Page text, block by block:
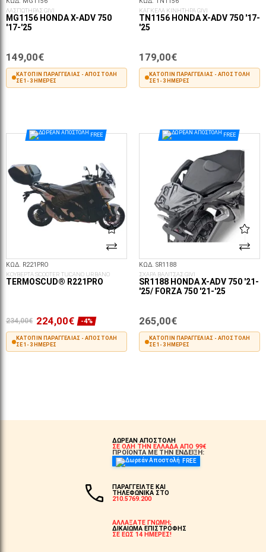
ΛΑΣΠΩΤΗΡΑΣ GIVI
MG1156 HONDA X-ADV 750
'17-'25
149,00€
ΚΑΤΌΠΙΝ ΠΑΡΑΓΓΕΛΊΑΣ - ΑΠΟΣΤΟΛΉ
ΣΕ 1-3 ΗΜΈΡΕΣ
ΚΑΓΚΕΛΑ ΚΙΝΗΤΗΡΑ GIVI
TN1156 HONDA X-ADV 750 '17-
'25
179,00€
ΚΑΤΌΠΙΝ ΠΑΡΑΓΓΕΛΊΑΣ - ΑΠΟΣΤΟΛΉ
ΣΕ 1-3 ΗΜΈΡΕΣ
FREE
ΚΩΔ. R221PRO
ΚΟΥΒΕΡΤΑ SCOOTER TUCANO URBANO
TERMOSCUD® R221PRO
234,00€ 224,00€ -4%
ΚΑΤΌΠΙΝ ΠΑΡΑΓΓΕΛΊΑΣ - ΑΠΟΣΤΟΛΉ
ΣΕ 1-3 ΗΜΈΡΕΣ
FREE
ΚΩΔ. SR1188
ΣΧΑΡΑ ΒΑΛΙΤΣΑΣ GIVI
SR1188 HONDA X-ADV 750 '21-
'25/ FORZA 750 '21-'25
265,00€
ΚΑΤΌΠΙΝ ΠΑΡΑΓΓΕΛΊΑΣ - ΑΠΟΣΤΟΛΉ
ΣΕ 1-3 ΗΜΈΡΕΣ
ΔΩΡΕΑΝ ΑΠΟΣΤΟΛΗ
ΣΕ ΟΛΗ ΤΗΝ ΕΛΛΑΔΑ ΑΠΟ 99€
ΠΡΟΪΟΝΤΑ ΜΕ ΤΗΝ ΕΝΔΕΙΞΗ:
FREE
ΠΑΡΑΓΓΕΙΛΤΕ ΚΑΙ
ΤΗΛΕΦΩΝΙΚΑ ΣΤΟ
210.5769.200
ΑΛΛΑΞΑΤΕ ΓΝΩΜΗ;
ΔΙΚΑΙΩΜΑ ΕΠΙΣΤΡΟΦΗΣ
ΣΕ ΕΩΣ 14 ΗΜΕΡΕΣ!